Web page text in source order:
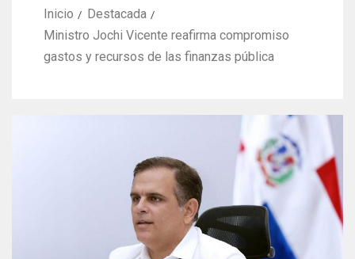
Inicio
Destacada
Ministro Jochi Vicente reafirma compromiso
gastos y recursos de las finanzas pública